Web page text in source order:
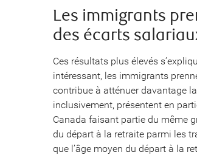
Les immigrants
des écarts
Ces résultats plus élevés
intéressant, les immigrants
contribue à atténuer davantage
inclusivement, présentent en
Canada faisant partie du même
du départ à la retraite parmi les
que l’âge moyen du départ à la